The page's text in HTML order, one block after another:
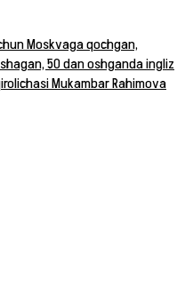
Moskvaga qochgan,
50 dan oshganda ingliz
Mukambar Rahimova